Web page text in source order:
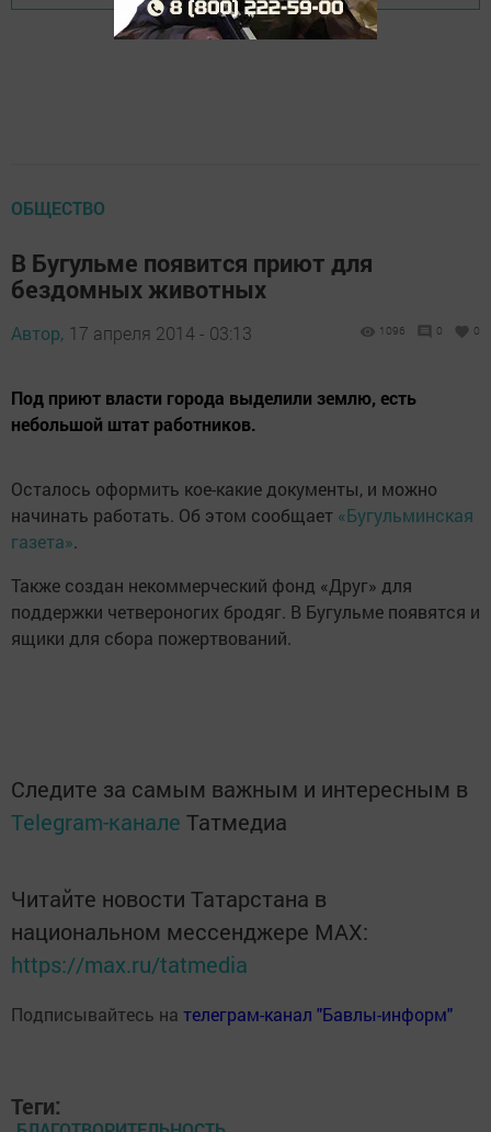
ОБЩЕСТВО
В Бугульме появится приют для
бездомных животных
Автор, 17 апреля 2014 - 03:13 1096 0 0
Под приют власти города выделили землю, есть
небольшой штат работников.
Осталось оформить кое-какие документы, и можно
начинать работать. Об этом сообщает «Бугульминская
газета».
Также создан некоммерческий фонд «Друг» для
поддержки четвероногих бродяг. В Бугульме появятся и
ящики для сбора пожертвований.
Следите за самым важным и интересным в
Telegram-канале Татмедиа
Читайте новости Татарстана в
национальном мессенджере MАХ:
https://max.ru/tatmedia
Подписывайтесь на телеграм-канал "Бавлы-информ"
Теги: